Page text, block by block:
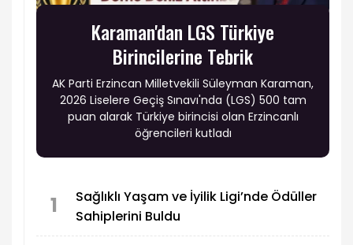
Karaman'dan LGS Türkiye
Birincilerine Tebrik
AK Parti Erzincan Milletvekili Süleyman Karaman,
2026 Liselere Geçiş Sınavı'nda (LGS) 500 tam
puan alarak Türkiye birincisi olan Erzincanlı
öğrencileri kutladı
1
Sağlıklı Yaşam ve İyilik Ligi’nde Ödüller
Sahiplerini Buldu